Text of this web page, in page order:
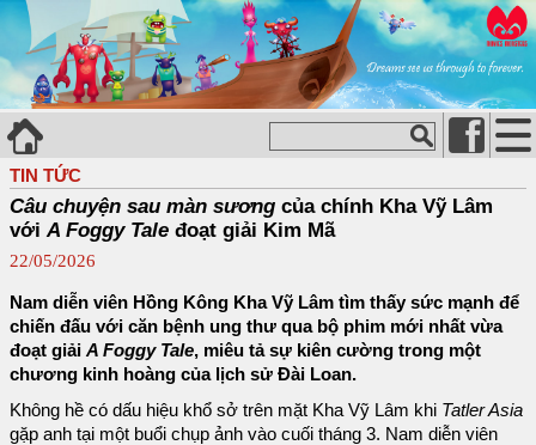
TIN TỨC
Câu chuyện sau màn sương của chính Kha Vỹ Lâm
với A Foggy Tale đoạt giải Kim Mã
22/05/2026
Nam diễn viên Hồng Kông Kha Vỹ Lâm tìm thấy sức mạnh để
chiến đấu với căn bệnh ung thư qua bộ phim mới nhất vừa
đoạt giải A Foggy Tale, miêu tả sự kiên cường trong một
chương kinh hoàng của lịch sử Đài Loan.
Không hề có dấu hiệu khổ sở trên mặt Kha Vỹ Lâm khi Tatler Asia
gặp anh tại một buổi chụp ảnh vào cuối tháng 3. Nam diễn viên